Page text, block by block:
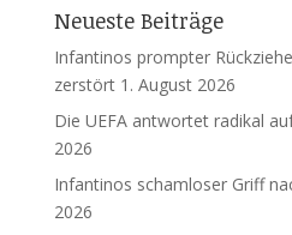
Neueste Beiträge
Infantinos prompter
zerstört 1. August 2026
Die UEFA antwortet radikal
2026
Infantinos schamloser Griff
2026